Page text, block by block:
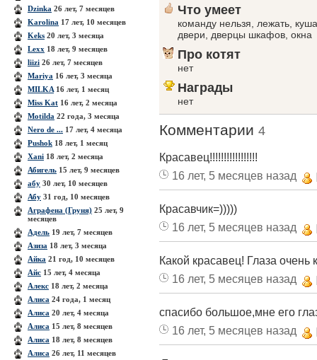
Dzinka 26 лет, 7 месяцев
Karolina 17 лет, 10 месяцев
Keks 20 лет, 3 месяца
Lexx 18 лет, 9 месяцев
liizi 26 лет, 7 месяцев
Mariya 16 лет, 3 месяца
MILKA 16 лет, 1 месяц
Miss Kat 16 лет, 2 месяца
Motilda 22 года, 3 месяца
Nero de ... 17 лет, 4 месяца
Pushok 18 лет, 1 месяц
Xanі 18 лет, 2 месяца
Абигель 15 лет, 9 месяцев
абу 30 лет, 10 месяцев
Абу 31 год, 10 месяцев
Аграфена (Груня) 25 лет, 9
месяцев
Адель 19 лет, 7 месяцев
Азиза 18 лет, 3 месяца
Айка 21 год, 10 месяцев
Айс 15 лет, 4 месяца
Алекс 18 лет, 2 месяца
Алиса 24 года, 1 месяц
Алиса 20 лет, 4 месяца
Алиса 15 лет, 8 месяцев
Алиса 18 лет, 8 месяцев
Алиса 26 лет, 11 месяцев
Что умеет
команду нельзя, лежать,
двери, дверцы шкафов, окна
Про котят
нет
Награды
нет
Комментарии 4
Красавец!!!!!!!!!!!!!!!!!
16 лет, 5 месяцев назад
Красавчик=)))))
16 лет, 5 месяцев назад
Какой красавец! Глаза очень
16 лет, 5 месяцев назад
спасибо большое,мне его
16 лет, 5 месяцев назад